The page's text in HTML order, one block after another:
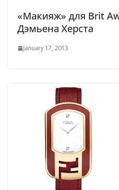
«Макияж» для Brit
Дэмьена Херста
January 17, 2013